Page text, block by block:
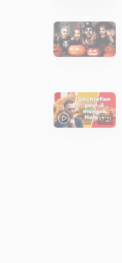
17:21